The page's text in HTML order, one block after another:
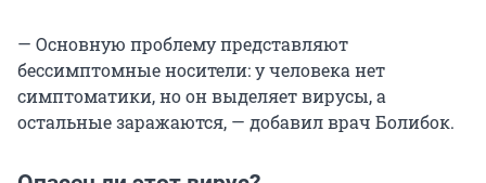
— Основную проблему представляют
бессимптомные носители: у человека нет
симптоматики, но он выделяет вирусы, а
остальные заражаются, — добавил врач Болибок.